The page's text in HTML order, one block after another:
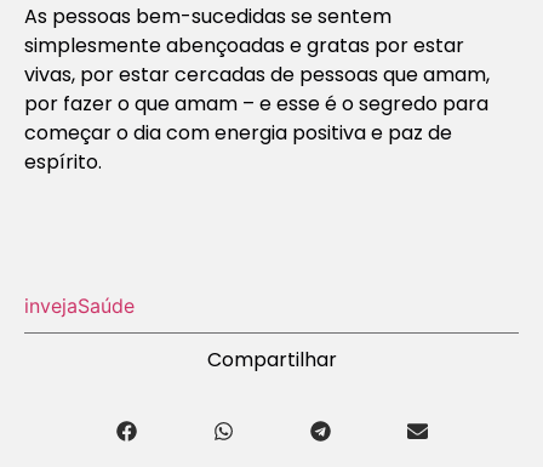
As pessoas bem-sucedidas se sentem
simplesmente abençoadas e gratas por estar
vivas, por estar cercadas de pessoas que amam,
por fazer o que amam – e esse é o segredo para
começar o dia com energia positiva e paz de
espírito.
invejaSaúde
Compartilhar